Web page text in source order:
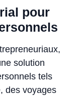
pour
solution
tels
des voyages